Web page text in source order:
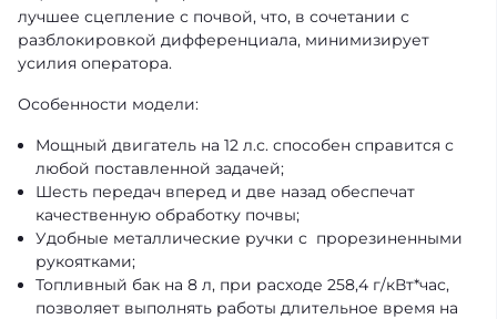
лучшее сцепление с почвой, что, в сочетании с
разблокировкой дифференциала, минимизирует
усилия оператора.
Особенности модели:
Мощный двигатель на 12 л.с. способен справится с
любой поставленной задачей;
Шесть передач вперед и две назад обеспечат
качественную обработку почвы;
Удобные металлические ручки с прорезиненными
рукоятками;
Топливный бак на 8 л, при расходе 258,4 г/кВт*час,
позволяет выполнять работы длительное время на